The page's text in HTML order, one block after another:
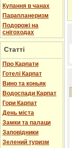
Купання в чанах
Парапланеризм
Подорожі на
снігоходах
Статті
Про Карпати
Готелі Карпат
Вино та коньяк
Водоспади Карпат
Гори Карпат
День міста
Замки та палаци
Заповідники
Зелений туризм